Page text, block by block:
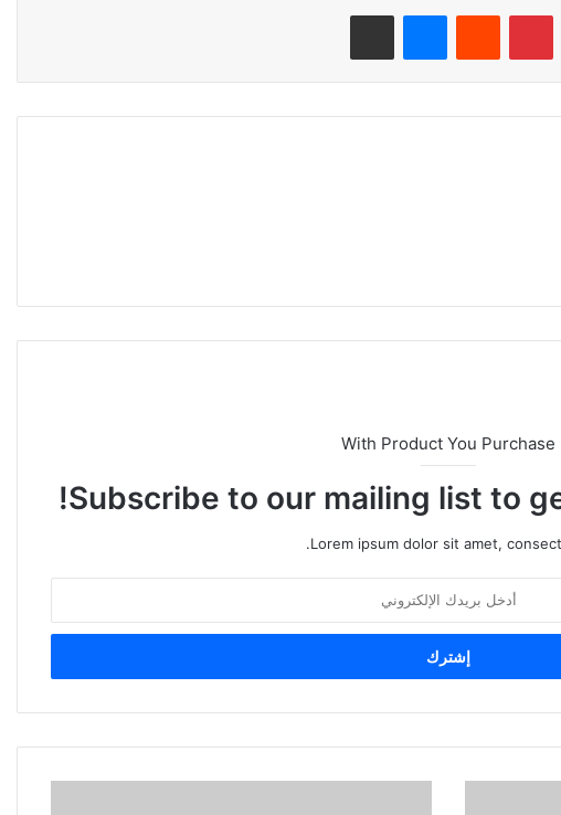
بينتيريست ماسنجر مشاركة عبر البريد
With Product You Purchase
Subscribe to our mailing list to
Lorem ipsum dolor sit amet,